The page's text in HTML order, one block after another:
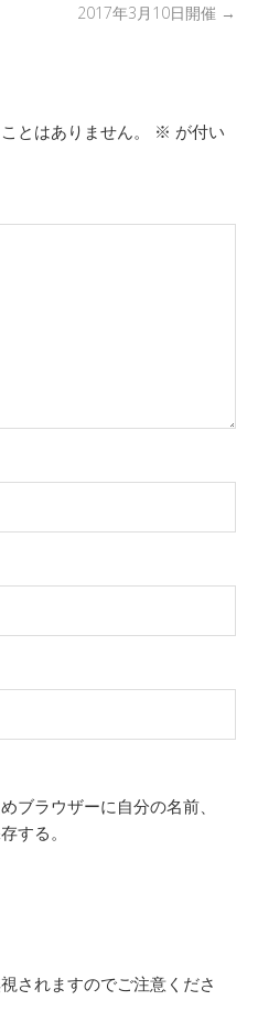
2017年3月10日開催 →
とはありません。 ※ が付い
ブラウザーに自分の名前、
する。
されますのでご注意くださ